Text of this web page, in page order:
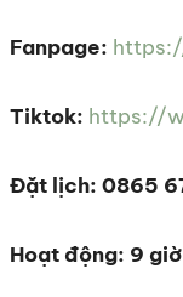
Fanpage:
Tiktok: https://
Đặt lịch: 0865
Hoạt động: 9